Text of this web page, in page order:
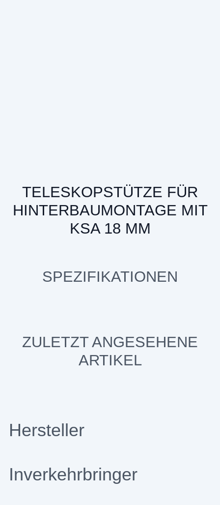
TELESKOPSTÜTZE FÜR
HINTERBAUMONTAGE MIT
KSA 18 MM
SPEZIFIKATIONEN
ZULETZT ANGESEHENE
ARTIKEL
Hersteller
Inverkehrbringer